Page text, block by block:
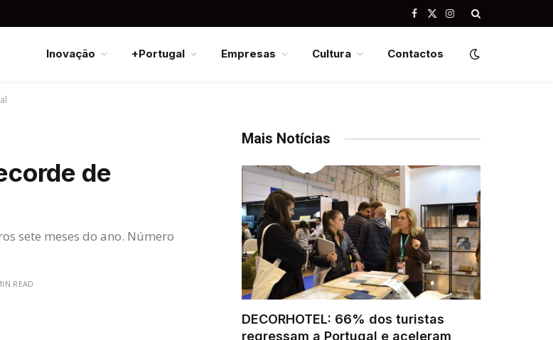
Facebook
X
Instagram
Inovação +Portugal Empresas Cultura Contactos
de
sete meses do ano. Número
READ
Mais Notícias
DECORHOTEL: 66% dos turistas
regressam a Portugal e aceleram